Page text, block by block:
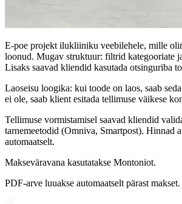
E-poe projekt ilukliiniku veebilehele, mille
loonud. Mugav struktuur: filtrid kategooriate
Lisaks saavad kliendid kasutada otsinguriba
Laoseisu loogika: kui toode on laos, saab
ei ole, saab klient esitada tellimuse väikese
Tellimuse vormistamisel saavad kliendid
tarnemeetodid (Omniva, Smartpost). Hinnad
automaatselt.
Makseväravana kasutatakse Montoniot.
PDF-arve luuakse automaatselt pärast makset.